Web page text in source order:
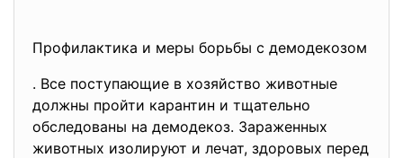
Профилактика и меры борьбы с демодекозом
. Все поступающие в хозяйство животные
должны пройти карантин и тщательно
обследованы на демодекоз. Зараженных
животных изолируют и лечат, здоровых перед